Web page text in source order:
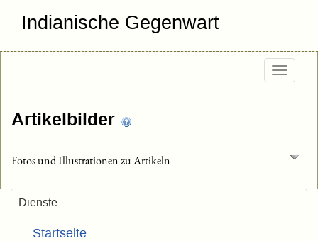
Indianische Gegenwart
Artikelbilder
Fotos und Illustrationen zu Artikeln
Dienste
Startseite